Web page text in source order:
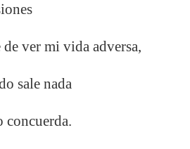
ver mi vida adversa,
sale nada
concuerda.